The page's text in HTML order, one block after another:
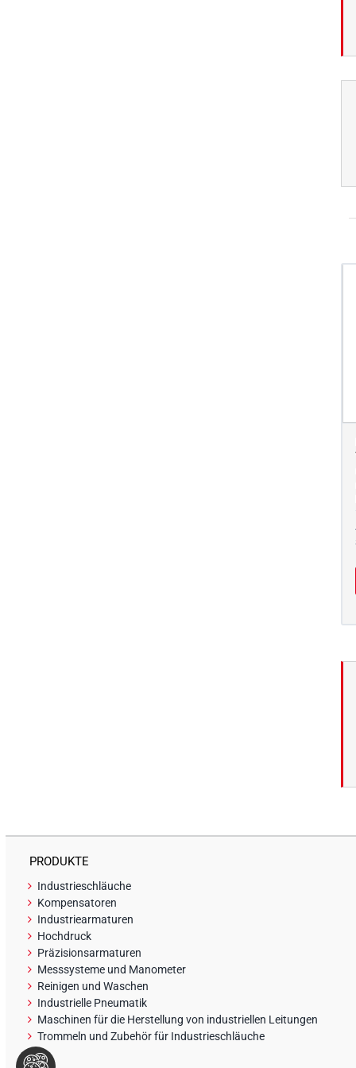
PRODUKTE
Industrieschläuche
Kompensatoren
Industriearmaturen
Hochdruck
Präzisionsarmaturen
Messsysteme und Manometer
Reinigen und Waschen
Industrielle Pneumatik
Maschinen für die Herstellung von industriellen Leitungen
Trommeln und Zubehör für Industrieschläuche